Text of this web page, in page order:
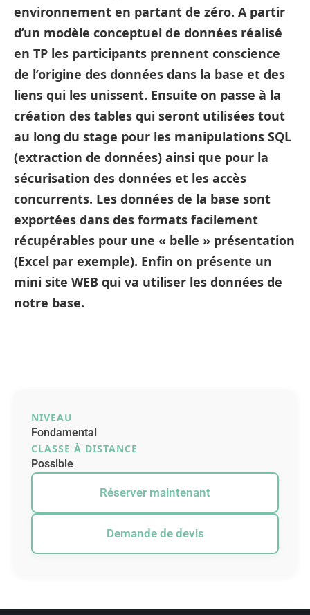
environnement en partant de zéro. A partir
d’un modèle conceptuel de données réalisé
en TP les participants prennent conscience
de l’origine des données dans la base et des
liens qui les unissent. Ensuite on passe à la
création des tables qui seront utilisées tout
au long du stage pour les manipulations SQL
(extraction de données) ainsi que pour la
sécurisation des données et les accès
concurrents. Les données de la base sont
exportées dans des formats facilement
récupérables pour une « belle » présentation
(Excel par exemple). Enfin on présente un
mini site WEB qui va utiliser les données de
notre base.
NIVEAU
Fondamental
CLASSE À DISTANCE
Possible
Réserver maintenant
Demande de devis